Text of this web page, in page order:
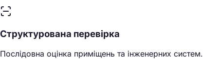
Структурована перевірка
Послідовна оцінка приміщень та інженерних систем.